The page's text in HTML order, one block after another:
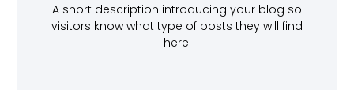
A short description introducing your blog so
visitors know what type of posts they will find
here.